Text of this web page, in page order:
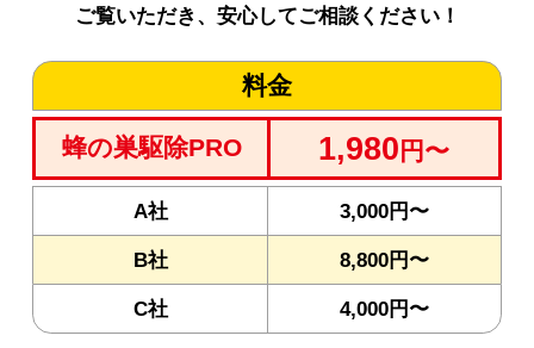
ご覧いただき、安心してご相談ください！
料金
蜂の巣駆除PRO 1,980 円〜
A社 3,000円〜
B社 8,800円〜
C社 4,000円〜